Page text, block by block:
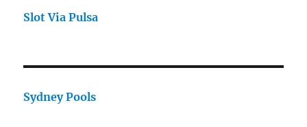
Slot Via Pulsa
Sydney Pools